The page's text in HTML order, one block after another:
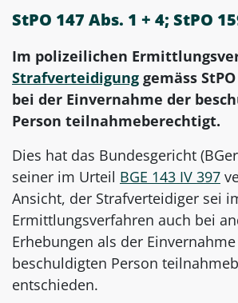
StPO 147 Abs. 1 + 4; StPO
Im polizeilichen
Strafverteidigung gemäss
bei der Einvernahme der
Person teilnahmeberechtigt.
Dies hat das Bundesgericht
seiner im Urteil BGE 143 IV 397
Ansicht, der Strafverteidiger sei
Ermittlungsverfahren auch bei
Erhebungen als der
beschuldigten Person
entschieden.